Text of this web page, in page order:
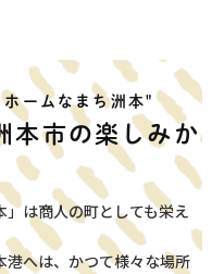
ームなまち洲本"
本市の楽しみか
は商人の町としても栄え
へは、かつて様々な場所